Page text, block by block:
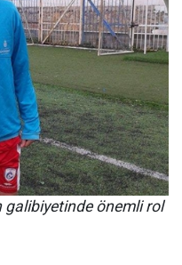
galibiyetinde önemli rol